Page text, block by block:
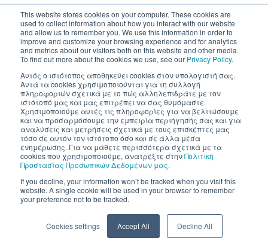
This website stores cookies on your computer. These cookies are
used to collect information about how you interact with our website
and allow us to remember you. We use this information in order to
improve and customize your browsing experience and for analytics
and metrics about our visitors both on this website and other media.
To find out more about the cookies we use, see our Privacy Policy.
Αυτός ο ιστότοπος αποθηκεύει cookies στον υπολογιστή σας.
Αυτά τα cookies χρησιμοποιούνται για τη συλλογή
πληροφοριών σχετικά με το πώς αλληλεπιδράτε με τον
ιστότοπό μας και μας επιτρέπει να σας θυμόμαστε.
Χρησιμοποιούμε αυτές τις πληροφορίες για να βελτιώσουμε
και να προσαρμόσουμε την εμπειρία περιήγησής σας και για
αναλύσεις και μετρήσεις σχετικά με τους επισκέπτες μας
τόσο σε αυτόν τον ιστότοπο όσο και σε άλλα μέσα
ενημέρωσης. Για να μάθετε περισσότερα σχετικά με τα
cookies που χρησιμοποιούμε, ανατρέξτε στηνΠολιτική
Προστασίας Προσωπικών Δεδομένων μας.
If you decline, your information won’t be tracked when you visit this
website. A single cookie will be used in your browser to remember
your preference not to be tracked.
Cookies settings Accept All Decline All